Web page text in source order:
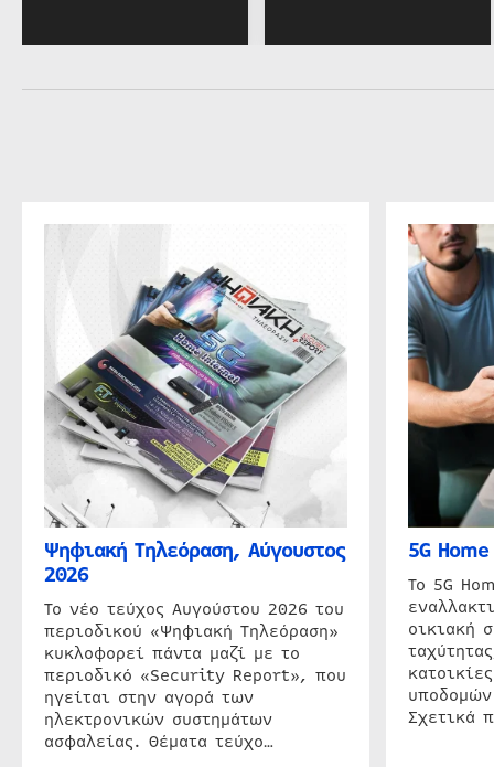
Ψηφιακή Τηλεόραση, Αύγουστος
2026
Το νέο τεύχος Αυγούστου 2026 του
περιοδικού «Ψηφιακή Τηλεόραση»
κυκλοφορεί πάντα μαζί με το
περιοδικό «Security Report», που
ηγείται στην αγορά των
ηλεκτρονικών συστημάτων
ασφαλείας. Θέματα τεύχο…
5G
Το 5G
οικιακή
Σχετικά